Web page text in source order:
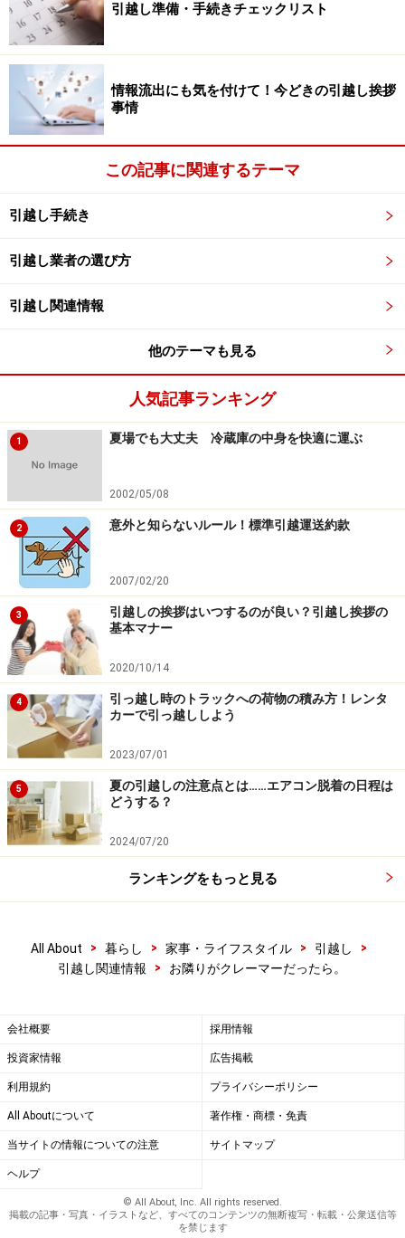
引越し準備・手続きチェックリスト
情報流出にも気を付けて！今どきの引越し挨拶
事情
この記事に関連するテーマ
引越し手続き
引越し業者の選び方
引越し関連情報
他のテーマも見る
人気記事ランキング
1 夏場でも大丈夫 冷蔵庫の中身を快適に運ぶ
2002/05/08
2 意外と知らないルール！標準引越運送約款
2007/02/20
3
引越しの挨拶はいつするのが良い？引越し挨拶の
基本マナー
2020/10/14
4
引っ越し時のトラックへの荷物の積み方！レンタ
カーで引っ越ししよう
2023/07/01
5
夏の引越しの注意点とは……エアコン脱着の日程は
どうする？
2024/07/20
ランキングをもっと見る
All About > 暮らし > 家事・ライフスタイル > 引越し
>
引越し関連情報
> お隣りがクレーマーだったら。
会社概要 採用情報
投資家情報 広告掲載
利用規約 プライバシーポリシー
All Aboutについて 著作権・商標・免責
当サイトの情報についての注意 サイトマップ
ヘルプ
© All About, Inc. All rights reserved.
掲載の記事・写真・イラストなど、すべてのコンテンツの無断複写・転載・公衆送信等
を禁じます